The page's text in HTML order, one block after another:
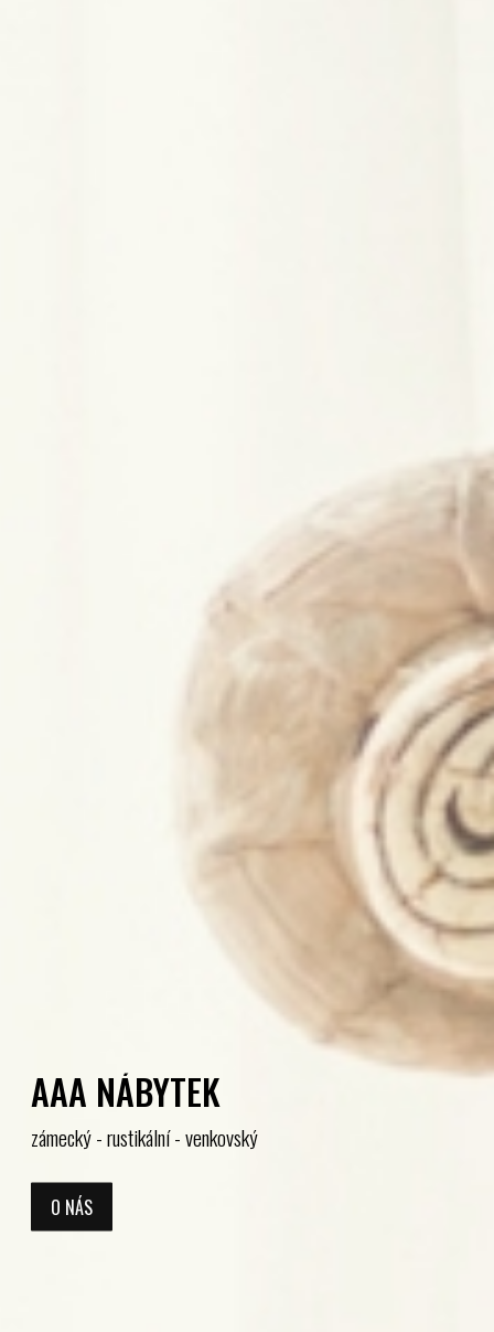
AAA NÁBYTEK
zámecký - rustikální - venkovský
O NÁS